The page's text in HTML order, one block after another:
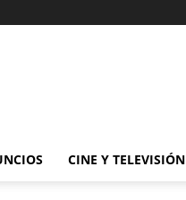
CINE Y TELEVISIÓN